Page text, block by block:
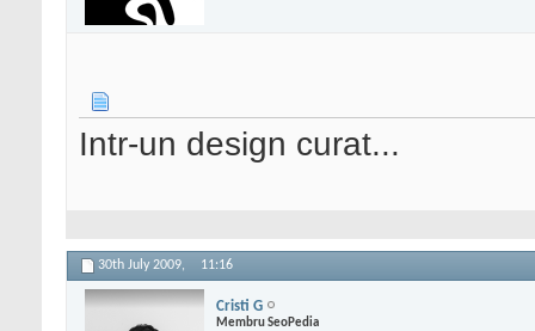
Intr-un design curat...
30th July 2009, 11:16
Cristi G
Membru SeoPedia